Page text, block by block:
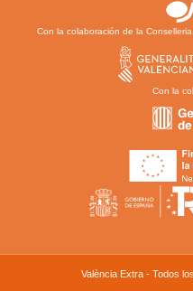
Con la colaboración de la
Con la
València Extra - Todos